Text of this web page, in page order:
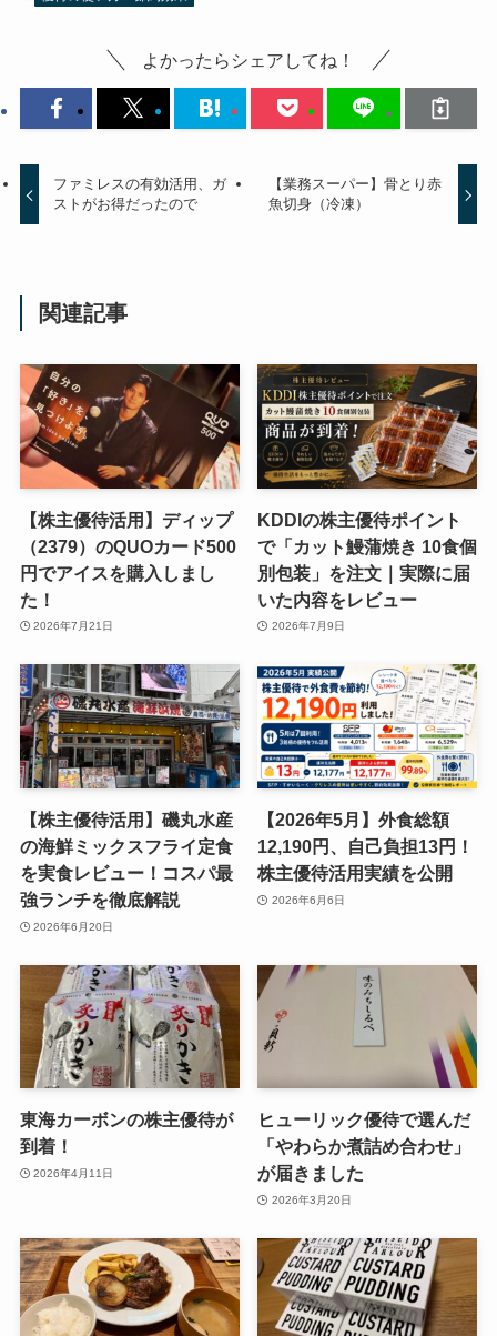
よかったらシェアしてね！
ファミレスの有効活用、ガ
ストがお得だったので
【業務スーパー】骨とり赤
魚切身（冷凍）
関連記事
【株主優待活用】ディップ
（2379）のQUOカード500
円でアイスを購入しまし
た！
2026年7月21日
KDDIの株主優待ポイント
で「カット鰻蒲焼き 10食個
別包装」を注文｜実際に届
いた内容をレビュー
2026年7月9日
【株主優待活用】磯丸水産
の海鮮ミックスフライ定食
を実食レビュー！コスパ最
強ランチを徹底解説
2026年6月20日
【2026年5月】外食総額
12,190円、自己負担13円！
株主優待活用実績を公開
2026年6月6日
東海カーボンの株主優待が
到着！
2026年4月11日
ヒューリック優待で選んだ
「やわらか煮詰め合わせ」
が届きました
2026年3月20日